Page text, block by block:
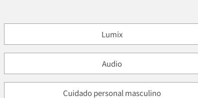
Lumix
Audio
Cuidado personal masculino